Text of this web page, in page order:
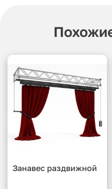
Занавес раздвижной